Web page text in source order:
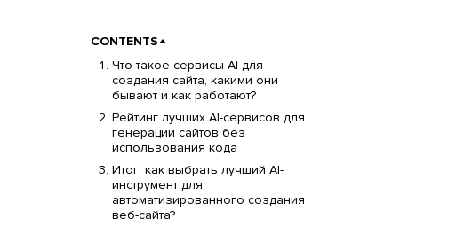
CONTENTS
Что такое сервисы AI для
создания сайта, какими они
бывают и как работают?
Рейтинг лучших AI-сервисов для
генерации сайтов без
использования кода
Итог: как выбрать лучший AI-
инструмент для
автоматизированного создания
веб-сайта?